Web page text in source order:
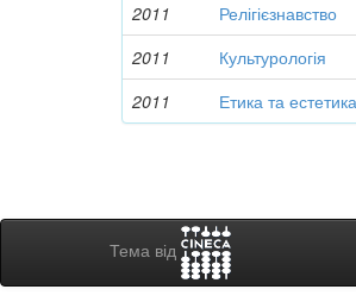
2011 Релігієзнавство
2011
Культурологія
2011
Етика та естетика
Тема від